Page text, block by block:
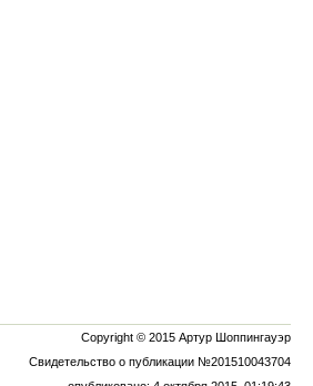
Copyright © 2015 Артур Шоппингауэр
Свидетельство о публикации №201510043704